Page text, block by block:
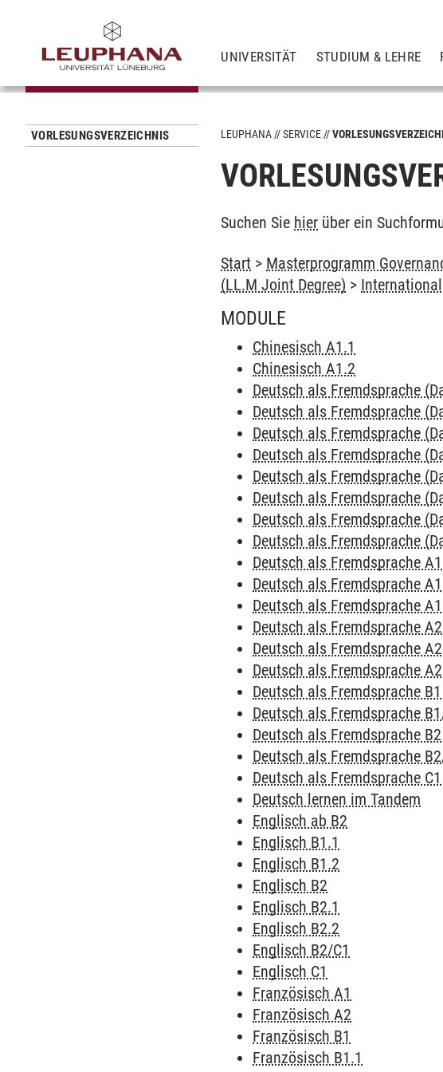
UNIVERSITÄT STUDIUM & LEHRE
VORLESUNGSVERZEICHNIS LEUPHANA SERVICE
Suchen Sie hier über ein
Start > Masterprogramm
(LL.M Joint Degree) >
MODULE
Chinesisch A1.1
Chinesisch A1.2
Deutsch als Fremdsprache
Deutsch als Fremdsprache
Deutsch als Fremdsprache
Deutsch als Fremdsprache
Deutsch als Fremdsprache
Deutsch als Fremdsprache
Deutsch als Fremdsprache
Deutsch als Fremdsprache
Deutsch als Fremdsprache A1
Deutsch als Fremdsprache
Deutsch als Fremdsprache
Deutsch als Fremdsprache A2
Deutsch als Fremdsprache
Deutsch als Fremdsprache
Deutsch als Fremdsprache B1
Deutsch als Fremdsprache
Deutsch als Fremdsprache B2
Deutsch als Fremdsprache
Deutsch als Fremdsprache C1
Deutsch lernen im Tandem
Englisch ab B2
Englisch B1.1
Englisch B1.2
Englisch B2
Englisch B2.1
Englisch B2.2
Englisch B2/C1
Englisch C1
Französisch A1
Französisch A2
Französisch B1
Französisch B1.1